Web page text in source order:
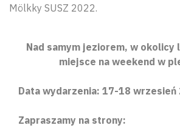
Mölkky SUSZ 2022.
Nad samym jeziorem, w okolicy
miejsce na weekend w
Data wydarzenia: 17-18 wrzesień
Zapraszamy na strony: